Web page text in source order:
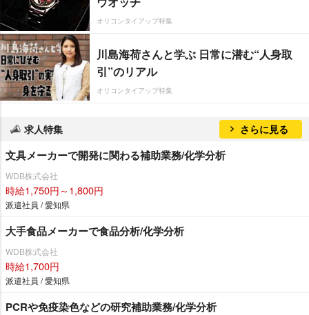
オリコンタイアップ特集
川島海荷さんと学ぶ 日常に潜む“人身取
引”のリアル
オリコンタイアップ特集
求人特集 さらに見る
文具メーカーで開発に関わる補助業務/化学分析
WDB株式会社
時給1,750円～1,800円
派遣社員 / 愛知県
大手食品メーカーで食品分析/化学分析
WDB株式会社
時給1,700円
派遣社員 / 愛知県
PCRや免疫染色などの研究補助業務/化学分析